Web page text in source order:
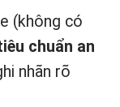
(không có
chuẩn an
nhãn rõ